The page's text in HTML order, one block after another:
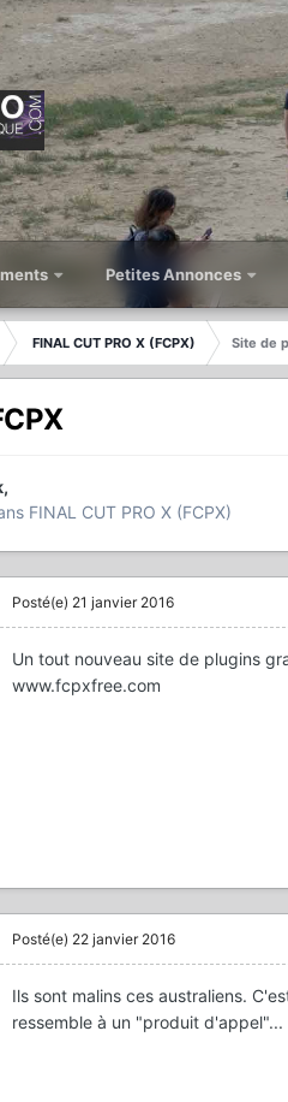
Petites Annonces
FINAL CUT PRO X (FCPX) Site de
,
FINAL CUT PRO X (FCPX)
Posté(e) 21 janvier 2016
Un tout nouveau site de plugins
www.fcpxfree.com
Posté(e) 22 janvier 2016
Ils sont malins ces australiens.
ressemble à un "produit d'appel"...